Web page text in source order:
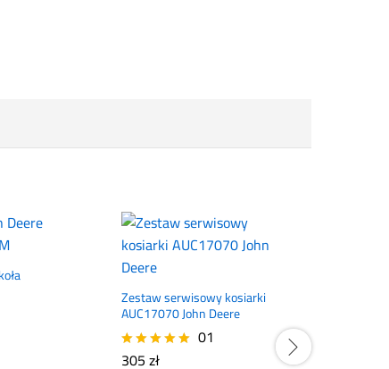
Zestaw serwisowy kosiarki
AUC17070 John Deere
Oceniono
01
305zł